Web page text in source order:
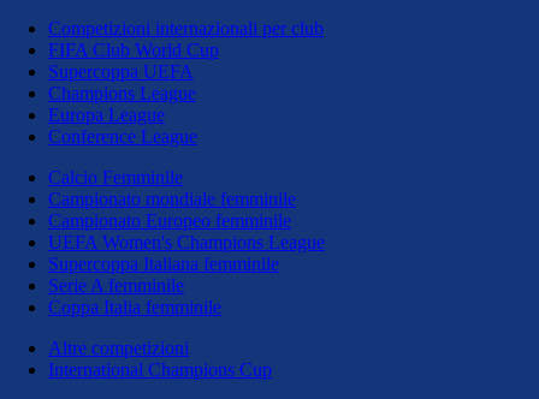
Competizioni internazionali per club
FIFA Club World Cup
Supercoppa UEFA
Champions League
Europa League
Conference League
Calcio Femminile
Campionato mondiale femminile
Campionato Europeo femminile
UEFA Women's Champions League
Supercoppa Italiana femminile
Serie A femminile
Coppa Italia femminile
Altre competizioni
International Champions Cup